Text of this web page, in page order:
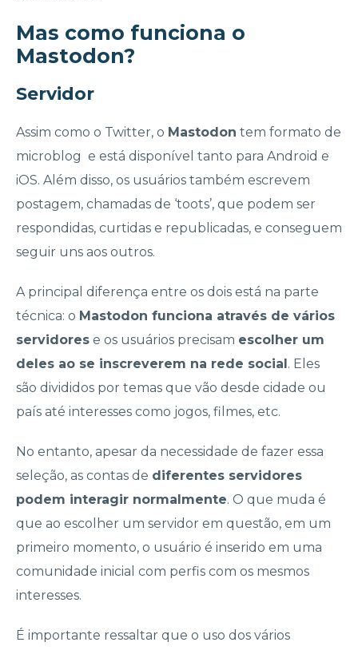
Mas como funciona o
Mastodon?
Servidor
Assim como o Twitter, o Mastodon tem formato de
microblog e está disponível tanto para Android e
iOS. Além disso, os usuários também escrevem
postagem, chamadas de ‘toots’, que podem ser
respondidas, curtidas e republicadas, e conseguem
seguir uns aos outros.
A principal diferença entre os dois está na parte
técnica: o Mastodon funciona através de vários
servidores e os usuários precisam escolher um
deles ao se inscreverem na rede social. Eles
são divididos por temas que vão desde cidade ou
país até interesses como jogos, filmes, etc.
No entanto, apesar da necessidade de fazer essa
seleção, as contas de diferentes servidores
podem interagir normalmente. O que muda é
que ao escolher um servidor em questão, em um
primeiro momento, o usuário é inserido em uma
comunidade inicial com perfis com os mesmos
interesses.
É importante ressaltar que o uso dos vários